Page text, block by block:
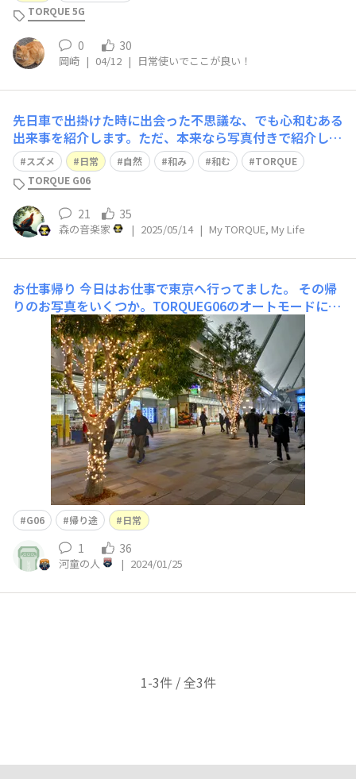
TORQUE 5G
0 30
岡崎 | 04/12 | 日常使いでここが良い！
先日車で出掛けた時に出会った不思議な、でも心和むある
出来事を紹介します。ただ、本来なら写真付きで紹介した
いところなのですが、あまりにも思いがけない出来事だっ
たので、TORQUEのカメラが間に合わず、写真なしである
ことをご容赦ください(残念!!)。 先日、高速道路での移動
中に買い物をしようと、とある
スズメ 日常 自然 和み 和む
TORQUE
TORQUE G06
21 35
森の音楽家 | 2025/05/14 | My TORQUE, My Life
お仕事帰り 今日はお仕事で東京へ行ってました。 その帰
りのお写真をいくつか。TORQUEG06のオートモードにて
撮影東京ビッグサイトへ行っていまして、そこから都バス
で東京駅、といった感じです。 TORQUEG 06のオートモ
ードにて撮影TORQUE G06のオートモードにて撮影↑の
写真は水上
G06 帰り途 日常
1 36
河童の人 | 2024/01/25
1-3件 / 全3件